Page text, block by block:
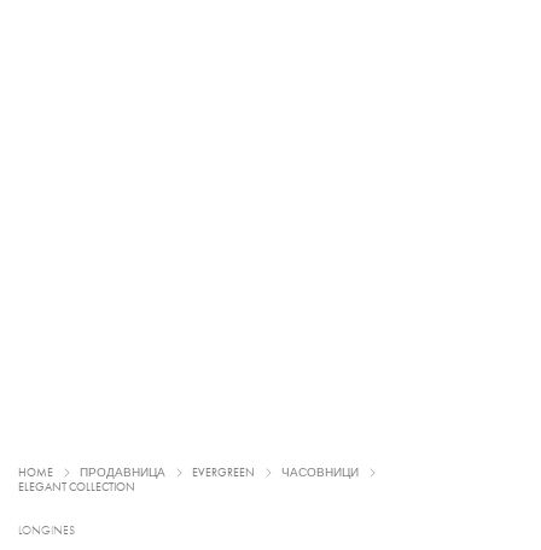
HOME ПРОДАВНИЦА EVERGREEN
ЧАСОВНИЦИ
ELEGANT COLLECTION
LONGINES